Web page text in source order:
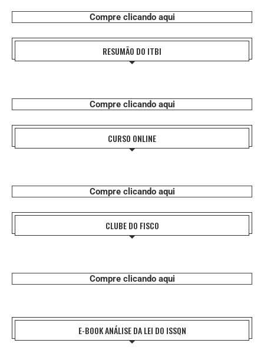
Compre clicando aqui
RESUMÃO DO ITBI
Compre clicando aqui
CURSO ONLINE
Compre clicando aqui
CLUBE DO FISCO
Compre clicando aqui
E-BOOK ANÁLISE DA LEI DO ISSQN